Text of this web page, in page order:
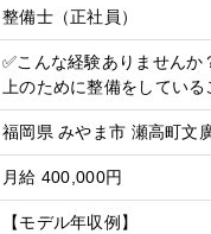
整備士（正社員）
✅こんな経験ありません
上のために整備をしてい
福岡県 みやま市 瀬高町文
月給 400,000円
【モデル年収例】